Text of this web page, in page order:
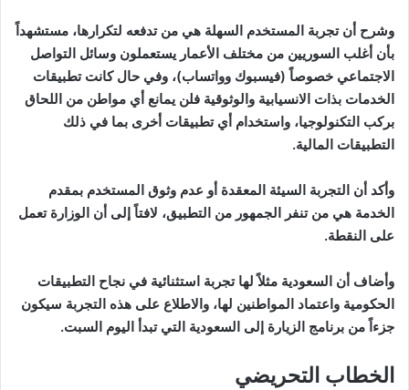
وشرح أن تجربة المستخدم السهلة هي من تدفعه لتكرارها، مستشهداً
بأن أغلب السوريين من مختلف الأعمار يستعملون وسائل التواصل
الاجتماعي خصوصاً (فيسبوك وواتساب)، وفي حال كانت تطبيقات
الخدمات بذات الانسيابية والوثوقية فلن يمانع أي مواطن من اللحاق
بركب التكنولوجيا، واستخدام أي تطبيقات أخرى بما في ذلك
التطبيقات المالية.
وأكد أن التجربة السيئة المعقدة أو عدم وثوق المستخدم بمقدم
الخدمة هي من تنفر الجمهور من التطبيق، لافتاً إلى أن الوزارة تعمل
على النقطة.
وأضاف أن السعودية مثلاً لها تجربة استثنائية في نجاح التطبيقات
الحكومية واعتماد المواطنين لها، والاطلاع على هذه التجربة سيكون
جزءاً من برنامج الزيارة إلى السعودية التي تبدأ اليوم السبت.
الخطاب التحريضي